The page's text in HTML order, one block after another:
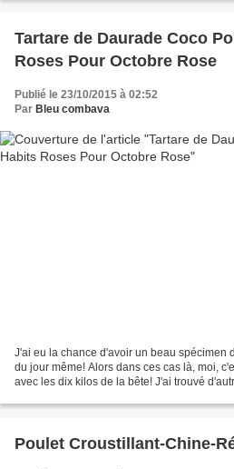
Tartare de Daurade Coco
Roses Pour Octobre Rose
Publié le 23/10/2015 à 02:52
Par Bleu combava
J'ai eu la chance d'avoir un beau spécimen
du jour même! Alors dans ces cas là, moi,
avec les dix kilos de la bête! J'ai trouvé
Poulet Croustillant-Chine-